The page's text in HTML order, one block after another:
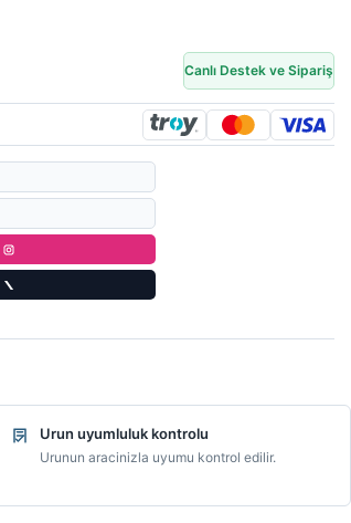
Canlı Destek ve Sipariş
Urun uyumluluk kontrolu
Urunun aracinizla uyumu kontrol edilir.